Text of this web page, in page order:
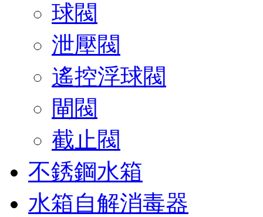
球閥
泄壓閥
遙控浮球閥
閘閥
截止閥
不銹鋼水箱
水箱自解消毒器